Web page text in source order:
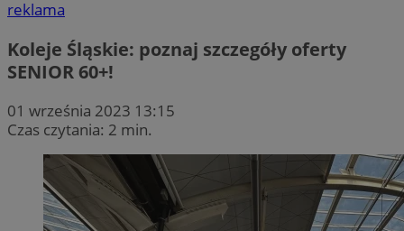
reklama
Koleje Śląskie: poznaj szczegóły oferty
SENIOR 60+!
01 września 2023 13:15
Czas czytania: 2 min.